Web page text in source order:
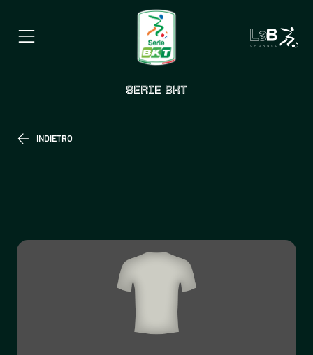
SERIE BKT
INDIETRO